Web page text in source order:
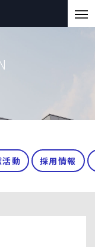
動 採用情報